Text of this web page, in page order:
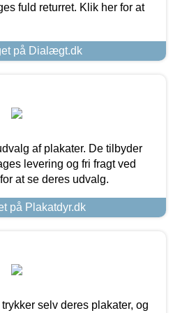
fuld returret. Klik her for at
på Dialægt.dk
af plakater. De tilbyder
levering og fri fragt ved
at se deres udvalg.
på Plakatdyr.dk
selv deres plakater, og